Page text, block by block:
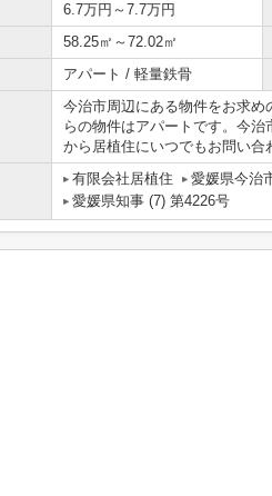
6.7万円～7.7万円
58.25㎡～72.02㎡
アパート / 軽量鉄骨
今治市周辺にある物件をお求
らの物件はアパートです。今
から居植住にいつでもお問い合
有限会社居植住 愛媛県今治
愛媛県知事 (7) 第4226号